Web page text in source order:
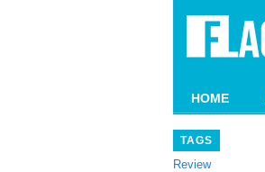
HOME
TAGS
Review